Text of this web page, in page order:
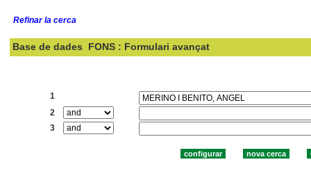
Refinar la cerca
Base de dades FONS : Formulari avançat
1
2
3